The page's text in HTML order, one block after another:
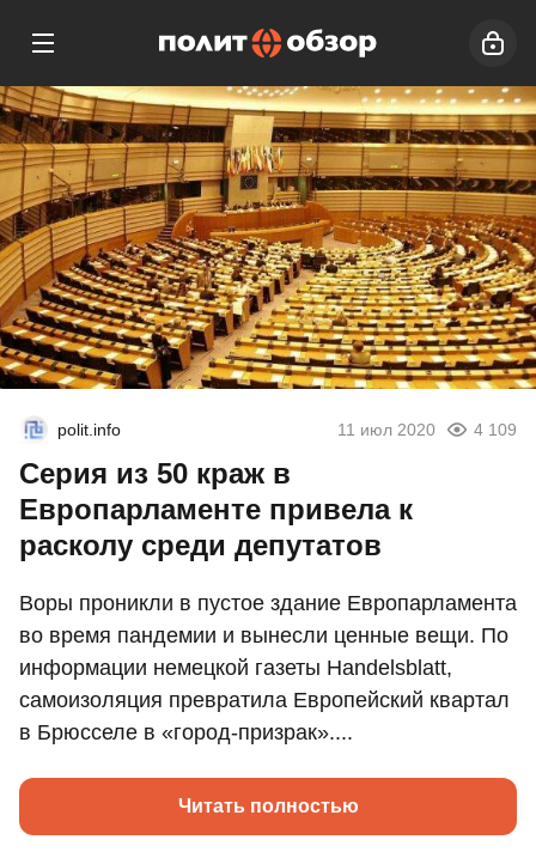
polit.info 11 июл 2020 4 109
Серия из 50 краж в
Европарламенте привела к
расколу среди депутатов
Воры проникли в пустое здание Европарламента
во время пандемии и вынесли ценные вещи. По
информации немецкой газеты Handelsblatt,
самоизоляция превратила Европейский квартал
в Брюсселе в «город-призрак»....
Читать полностью